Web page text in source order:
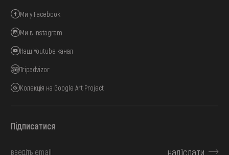
Ми у Facebook
Ми в Instagram
Наш Youtube канал
Tripadvizor
Колекція на Google Art Project
Підписатися
надіслати